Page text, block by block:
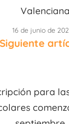
Valenciana
16 de junio de
Siguiente
para